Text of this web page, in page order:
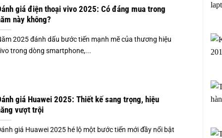
giá điện thoại vivo 2025: Có đáng mua trong
này không?
2025 đánh dấu bước tiến mạnh mẽ của thương hiệu
trong dòng smartphone,...
giá Huawei 2025: Thiết kế sang trọng, hiệu
vượt trội
giá Huawei 2025 hé lộ một bước tiến mới đầy nổi bật